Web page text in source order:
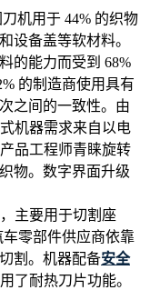
机用于 44% 的织物
设备盖等软材料。
的能力而受到 68%
的制造商使用具有
之间的一致性。由
机器需求来自以电
品工程师青睐旋转
物。数字界面升级
主要用于切割座
零部件供应商依靠
割。机器配备安全
了耐热刀片功能。